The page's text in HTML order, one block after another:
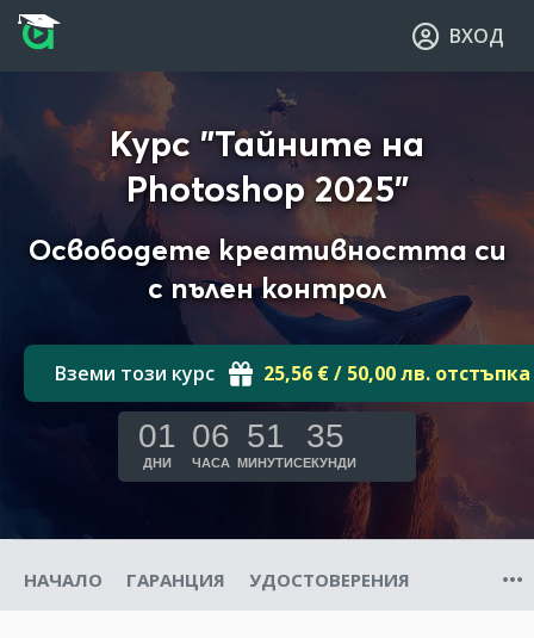
Прескочи към основното съдържание
Прескочи към навигацията
ВХОД
Курс "Тайните на
Photoshop 2025"
Освободете креативността си
с пълен контрол
Вземи този курс 25,56 € / 50,00 лв. отстъпка
01
ДНИ
06
ЧАСА
51
МИНУТИ
33
СЕКУНДИ
НАЧАЛО ГАРАНЦИЯ УДОСТОВЕРЕНИЯ